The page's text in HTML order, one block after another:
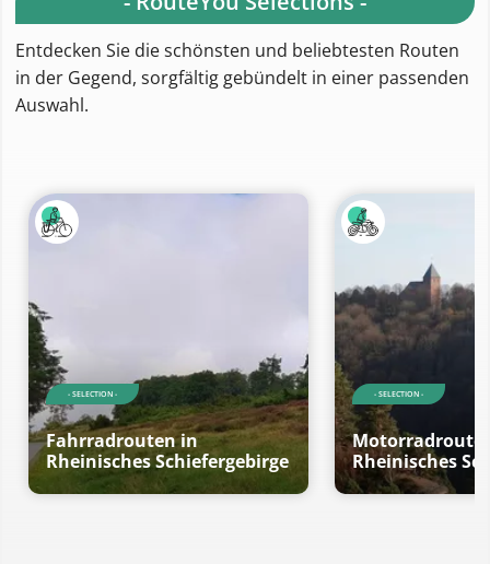
Entdecken Sie die schönsten und beliebtesten Routen
in der Gegend, sorgfältig gebündelt in einer passenden
Auswahl.
- SELECTION -
Fahrradrouten in
Rheinisches Schiefergebirge
- SELECTION -
Rheinisches